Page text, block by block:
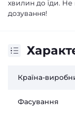
хвилин до їди.
дозування!
Країна-
Фасування